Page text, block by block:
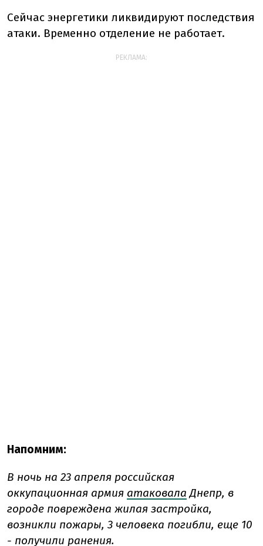
Сейчас энергетики ликвидируют последствия
атаки. Временно отделение не работает.
РЕКЛАМА:
Напомним:
В ночь на 23 апреля российская
оккупационная армия атаковала Днепр, в
городе повреждена жилая застройка,
возникли пожары, 3 человека погибли, еще 10
- получили ранения.